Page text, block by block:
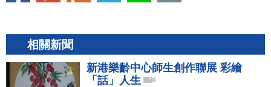
相關新聞
新港樂齡中心師生創作聯展 彩繪
「話」人生